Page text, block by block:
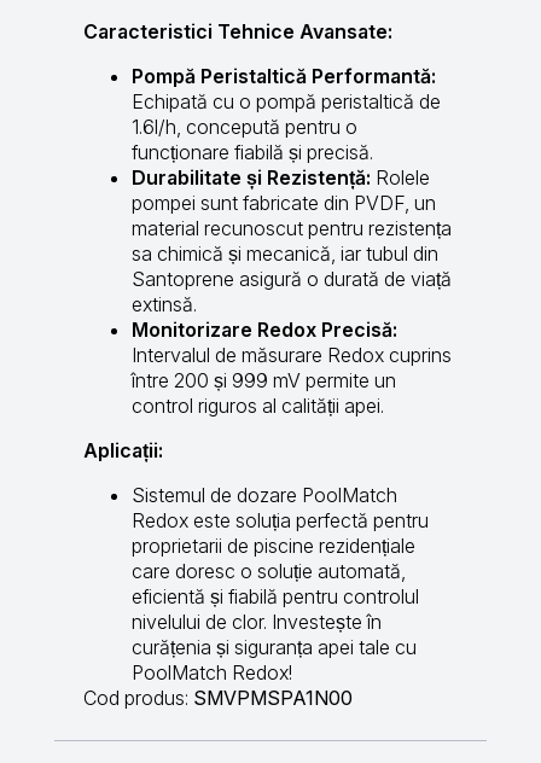
Caracteristici Tehnice Avansate:
Pompă Peristaltică Performantă:
Echipată cu o pompă peristaltică de
1.6l/h, concepută pentru o
funcționare fiabilă și precisă.
Durabilitate și Rezistență: Rolele
pompei sunt fabricate din PVDF, un
material recunoscut pentru rezistența
sa chimică și mecanică, iar tubul din
Santoprene asigură o durată de viață
extinsă.
Monitorizare Redox Precisă:
Intervalul de măsurare Redox cuprins
între 200 și 999 mV permite un
control riguros al calității apei.
Aplicații:
Sistemul de dozare PoolMatch
Redox este soluția perfectă pentru
proprietarii de piscine rezidențiale
care doresc o soluție automată,
eficientă și fiabilă pentru controlul
nivelului de clor. Investește în
curățenia și siguranța apei tale cu
PoolMatch Redox!
Cod produs: SMVPMSPA1N00